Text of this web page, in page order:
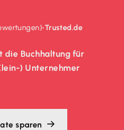
•Trusted.de
die Buchhaltung für
) Unternehmer
sparen